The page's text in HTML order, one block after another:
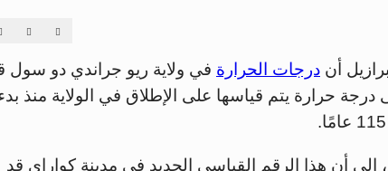
أن درجات الحرارة في ولاية ريو جراندي دو سول
يُعد أعلى درجة حرارة يتم قياسها على الإطلاق في الولاية منذ
إلى أن هذا الرقم القياسي الجديد في مدينة كواراي قد